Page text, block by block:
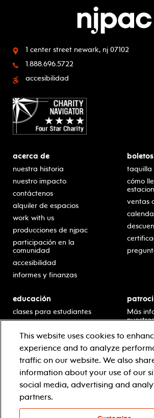
1 center street newark, nj 07102
1.888.696.5722
accesibilidad
acerca de
nuestra historia
nuestro impacto
contáctenos
alquiler de espacios
work with us
producciones de njpac
participación en la
comunidad
accesibilidad
informes y finanzas
taquilla
cómo
ventas
educación
clases para estudiantes
escolar
residencias en escuelas
desarrollo profesional
recursos para docentes
comuníquese con el
equipo educativo
Más
This website uses cookies to
experience and to analyze
traffic on our website. We also
information about your use of our
social media, advertising and
partners.